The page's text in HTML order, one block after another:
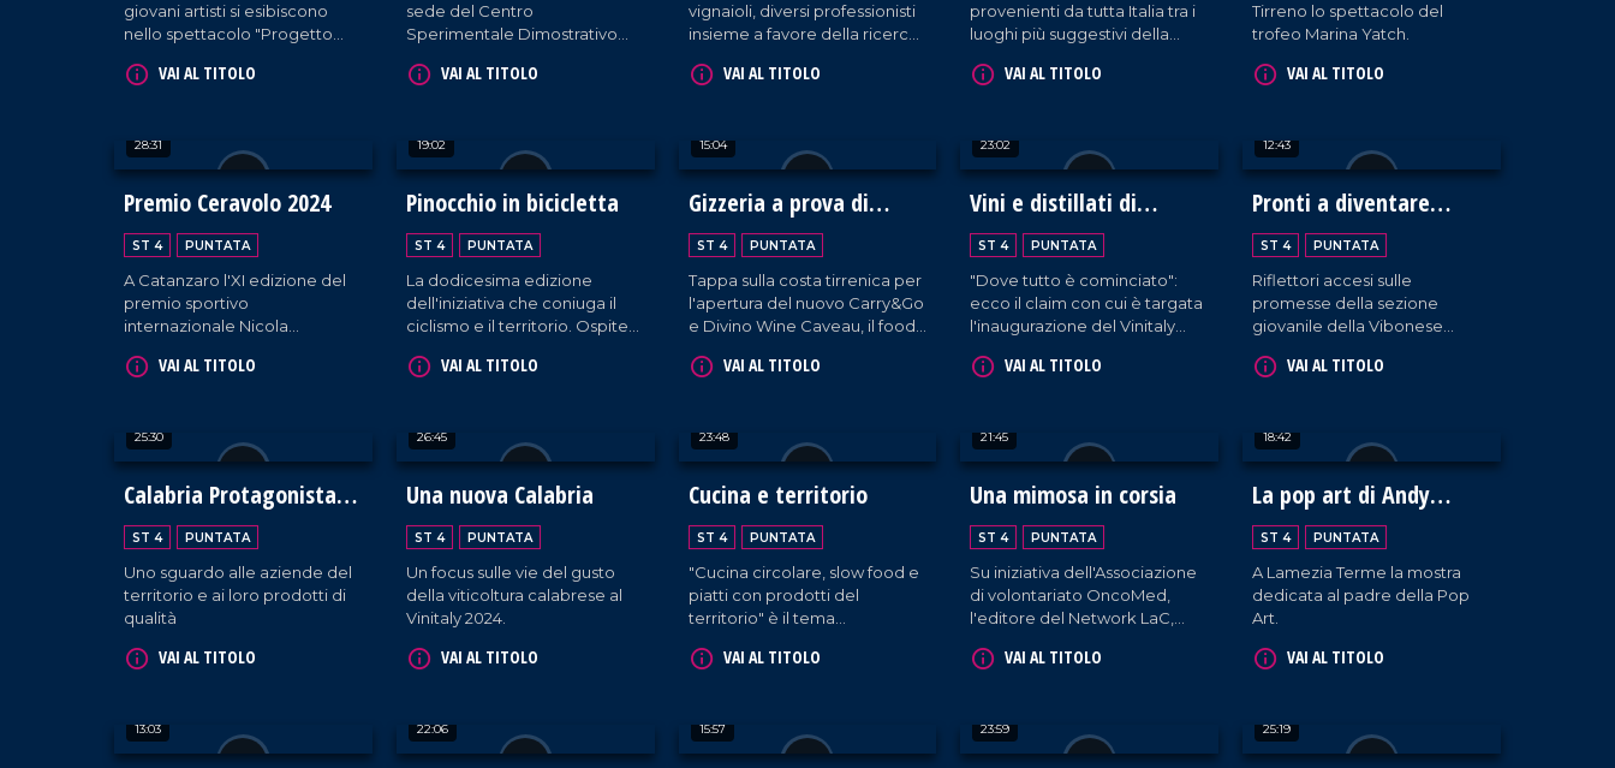
giovani artisti si esibiscono
nello spettacolo "Progetto
marina.VAI AL TITOLO
sede del Centro
Sperimentale Dimostrativo
seminario divulgativo sui grani
VAI AL TITOLO
vignaioli, diversi professionisti
insieme a favore della ricerca
Scolacium di Roccelletta di
VAI AL TITOLO
provenienti da tutta Italia tra i
luoghi più suggestivi della
VAI AL TITOLO
Tirreno lo spettacolo del
trofeo Marina Yatch.
VAI AL TITOLO
28:31
Premio Ceravolo 2024
ST 4 PUNTATA
A Catanzaro l'XI edizione del
premio sportivo
internazionale Nicola
Roberto De Zerbi.
VAI AL TITOLO
19:02
Pinocchio in bicicletta
ST 4 PUNTATA
La dodicesima edizione
dell'iniziativa che coniuga il
ciclismo e il territorio. Ospite
Moser.VAI AL TITOLO
15:04
Gizzeria a prova di
imprenditoria
ST 4 PUNTATA
Tappa sulla costa tirrenica per
l'apertura del nuovo Carry&Go
e Divino Wine Caveau, il food
Commerciale al servizio del
VAI AL TITOLO
23:02
Vini e distillati di
Calabria al Vinitaly 2024
ST 4 PUNTATA
"Dove tutto è cominciato":
ecco il claim con cui è targata
l'inaugurazione del Vinitaly
dal design accattivante, i
la Calabria - raccontano la
propria azienda. Un'ottima
vetrina per esportare la
vitivinicultura non solo fuori
dalla regione, ma anche
dall'Italia.
VAI AL TITOLO
12:43
Pronti a diventare
grandi
ST 4 PUNTATA
Riflettori accesi sulle
promesse della sezione
giovanile della Vibonese
VAI AL TITOLO
25:30
Calabria Protagonista al
Vinitaly
ST 4 PUNTATA
Uno sguardo alle aziende del
territorio e ai loro prodotti di
qualità
VAI AL TITOLO
26:45
Una nuova Calabria
ST 4 PUNTATA
Un focus sulle vie del gusto
della viticoltura calabrese al
Vinitaly 2024.
VAI AL TITOLO
23:48
Cucina e territorio
ST 4 PUNTATA
"Cucina circolare, slow food e
piatti con prodotti del
territorio" è il tema
nell'ambito del Serre in
VAI AL TITOLO
21:45
Una mimosa in corsia
ST 4 PUNTATA
Su iniziativa dell'Associazione
di volontariato OncoMed,
l'editore del Network LaC,
pazienti dell'ospedale
infermieristico.
VAI AL TITOLO
18:42
La pop art di Andy
Warhol a Palazzo Greco-
Stella
ST 4 PUNTATA
A Lamezia Terme la mostra
dedicata al padre della Pop
Art.
VAI AL TITOLO
13:03 22:06 15:57 23:59 25:19